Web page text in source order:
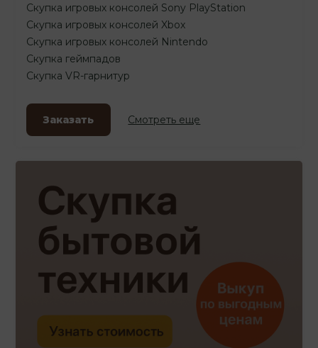
Скупка игровых консолей Sony PlayStation
Скупка игровых консолей Xbox
Скупка игровых консолей Nintendo
Скупка геймпадов
Скупка VR-гарнитур
Заказать Смотреть еще